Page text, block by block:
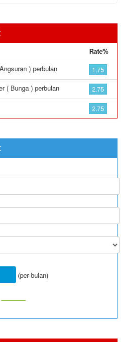
Rate%
) perbulan
1.75
( Bunga ) perbulan 2.75
2.75
(per bulan)